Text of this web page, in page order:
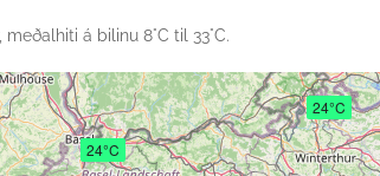
á bilinu 8°C til 33°C.
24°C
24°C